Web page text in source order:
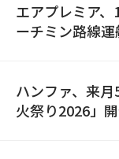
エアプレミア
ーチミン路線
ハンファ、来
火祭り2026」